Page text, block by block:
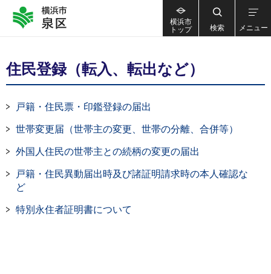
横浜市
トップ
検索 メニュー
住民登録（転入、転出など）
戸籍・住民票・印鑑登録の届出
世帯変更届（世帯主の変更、世帯の分離、合併等）
外国人住民の世帯主との続柄の変更の届出
戸籍・住民異動届出時及び諸証明請求時の本人確認な
ど
特別永住者証明書について